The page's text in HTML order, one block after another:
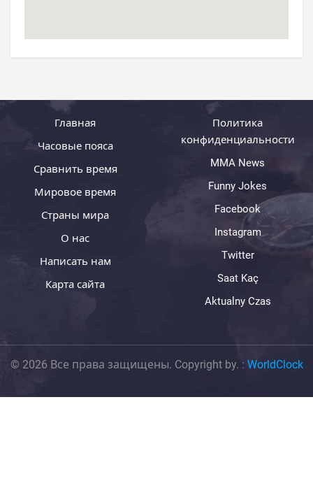
Главная
Часовые пояса
Сравнить время
Мировое время
Страны мира
О нас
Написать нам
Карта сайта
Политика
конфиденциальности
MMA News
Funny Jokes
Facebook
Instagram
Twitter
Saat Kaç
Aktualny Czas
© 2026 Все права защищены. Copyright by. : WorldClock